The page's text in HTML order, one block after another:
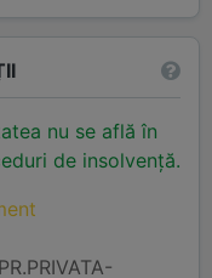
nu se află în
de insolvență.